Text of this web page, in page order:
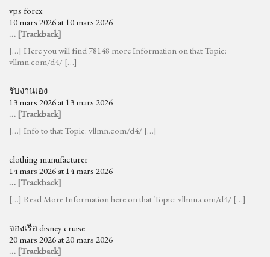
vps forex
10 mars 2026 at 10 mars 2026
… [Trackback]
[…] Here you will find 78148 more Information on that Topic:
vllmn.com/d4/ […]
รับงานเอง
13 mars 2026 at 13 mars 2026
… [Trackback]
[…] Info to that Topic: vllmn.com/d4/ […]
clothing manufacturer
14 mars 2026 at 14 mars 2026
… [Trackback]
[…] Read More Information here on that Topic: vllmn.com/d4/ […]
จองเรือ disney cruise
20 mars 2026 at 20 mars 2026
… [Trackback]